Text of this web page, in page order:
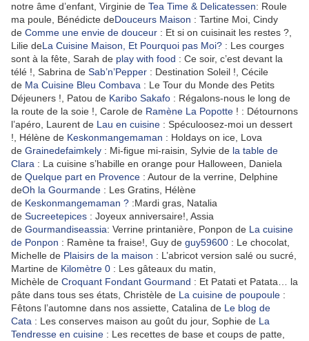
notre âme d’enfant, Virginie de Tea Time & Delicatessen: Roule
ma poule, Bénédicte deDouceurs Maison : Tartine Moi, Cindy
de Comme une envie de douceur : Et si on cuisinait les restes ?,
Lilie deLa Cuisine Maison, Et Pourquoi pas Moi? : Les courges
sont à la fête, Sarah de play with food : Ce soir, c’est devant la
télé !, Sabrina de Sab’n’Pepper : Destination Soleil !, Cécile
de Ma Cuisine Bleu Combava : Le Tour du Monde des Petits
Déjeuners !, Patou de Karibo Sakafo : Régalons-nous le long de
la route de la soie !, Carole de Ramène La Popotte ! : Détournons
l’apéro, Laurent de Lau en cuisine : Spéculoosez-moi un dessert
!, Hélène de Keskonmangemaman : Holdays on ice, Lova
de Grainedefaimkely : Mi-figue mi-raisin, Sylvie de la table de
Clara : La cuisine s’habille en orange pour Halloween, Daniela
de Quelque part en Provence : Autour de la verrine, Delphine
deOh la Gourmande : Les Gratins, Hélène
de Keskonmangemaman ? :Mardi gras, Natalia
de Sucreetepices : Joyeux anniversaire!, Assia
de Gourmandiseassia: Verrine printanière, Ponpon de La cuisine
de Ponpon : Ramène ta fraise!, Guy de guy59600 : Le chocolat,
Michelle de Plaisirs de la maison : L’abricot version salé ou sucré,
Martine de Kilomètre 0 : Les gâteaux du matin,
Michèle de Croquant Fondant Gourmand : Et Patati et Patata… la
pâte dans tous ses états, Christèle de La cuisine de poupoule :
Fêtons l’automne dans nos assiette, Catalina de Le blog de
Cata : Les conserves maison au goût du jour, Sophie de La
Tendresse en cuisine : Les recettes de base et coups de patte,